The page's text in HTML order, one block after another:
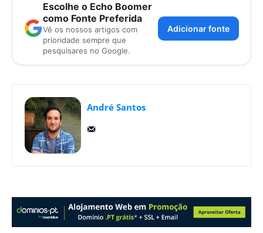
Escolhe o Echo Boomer
como Fonte Preferida
Vê os nossos artigos com
prioridade sempre que
pesquisares no Google.
Adicionar fonte
André Santos